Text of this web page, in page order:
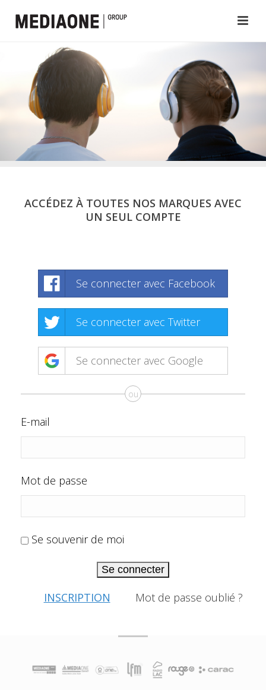
ACCÉDEZ À TOUTES NOS MARQUES AVEC
UN SEUL COMPTE
Se connecter avec Facebook
Se connecter avec Twitter
Se connecter avec Google
ou
E-mail
Mot de passe
Se souvenir de moi
Se connecter
INSCRIPTION Mot de passe oublié ?